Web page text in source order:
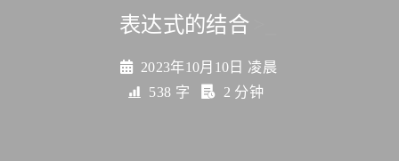
表达式的结合
2023年10月10日 凌晨
538 字
2 分钟